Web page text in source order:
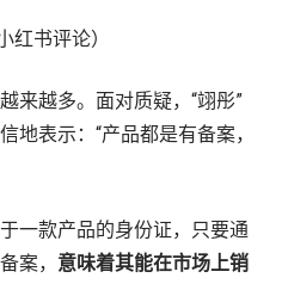
红书评论）
来越多。面对质疑，“翊彤”
地表示：“产品都是有备案，
一款产品的身份证，只要通
案， 意味着其能在市场上销